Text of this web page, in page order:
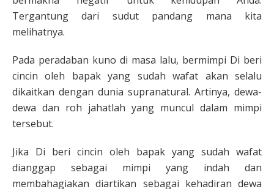
Tergantung dari sudut pandang mana kita
melihatnya.
Pada peradaban kuno di masa lalu, bermimpi Di beri
cincin oleh bapak yang sudah wafat akan selalu
dikaitkan dengan dunia supranatural. Artinya, dewa-
dewa dan roh jahatlah yang muncul dalam mimpi
tersebut.
Jika Di beri cincin oleh bapak yang sudah wafat
dianggap sebagai mimpi yang indah dan
membahagiakan diartikan sebagai kehadiran dewa